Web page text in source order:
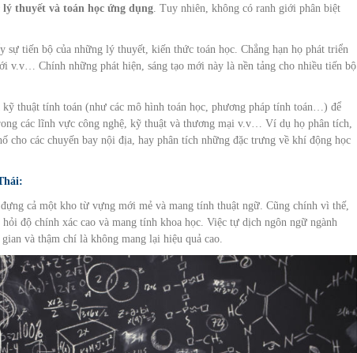
thuyết và toán học ứng dụng. Tuy nhiên, không có ranh giới phân biệt
sự tiến bộ của những lý thuyết, kiến thức toán học. Chẳng hạn họ phát triển
v.v… Chính những phát hiện, sáng tạo mới này là nền tảng cho nhiều tiến bộ
kỹ thuật tính toán (như các mô hình toán học, phương pháp tính toán…) để
các lĩnh vực công nghệ, kỹ thuật và thương mại v.v… Ví dụ họ phân tích,
cho các chuyến bay nội địa, hay phân tích những đặc trưng về khí động học
cả một kho từ vựng mới mẻ và mang tính thuật ngữ. Cũng chính vì thế,
độ chính xác cao và mang tính khoa học. Việc tự dịch ngôn ngữ ngành
và thậm chí là không mang lại hiệu quả cao.